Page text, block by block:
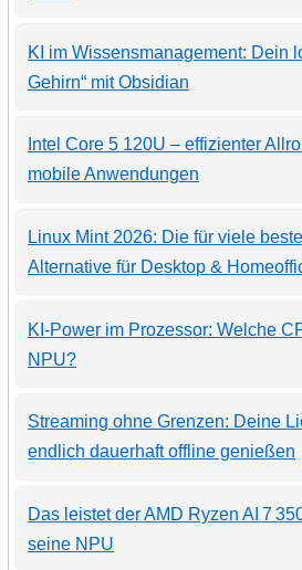
KI im Wissensmanagement: Dein
Gehirn“ mit Obsidian
Intel Core 5 120U – effizienter
mobile Anwendungen
Linux Mint 2026: Die für viele
Alternative für Desktop &
KI-Power im Prozessor: Welche
NPU?
Streaming ohne Grenzen: Deine
endlich dauerhaft offline genießen
Das leistet der AMD Ryzen AI 7
seine NPU